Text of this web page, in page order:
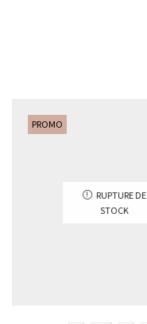
PROMO
RUPTURE DE
STOCK